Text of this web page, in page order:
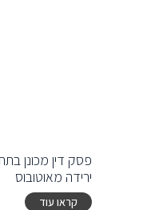
פסק דין מכונן
ירידה מאוטובוס
קראו עוד